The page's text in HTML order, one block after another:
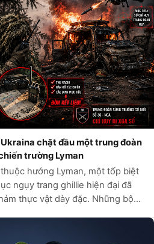
chặt đầu một trung đoàn
trường Lyman
hướng Lyman, một tốp biệt
ngụy trang ghillie hiện đại đã
thực vật dày đặc. Những bộ